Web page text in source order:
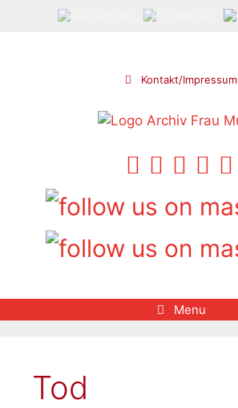
Kontakt/Impressum
Menu
Tod